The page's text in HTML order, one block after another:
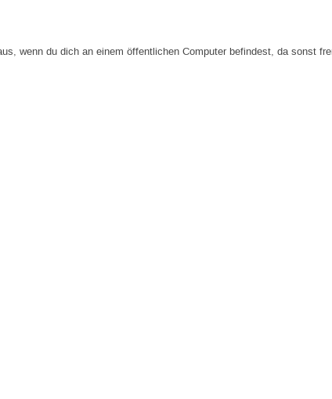
wenn du dich an einem öffentlichen Computer befindest, da sonst